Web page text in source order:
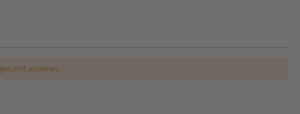
mit anderen.